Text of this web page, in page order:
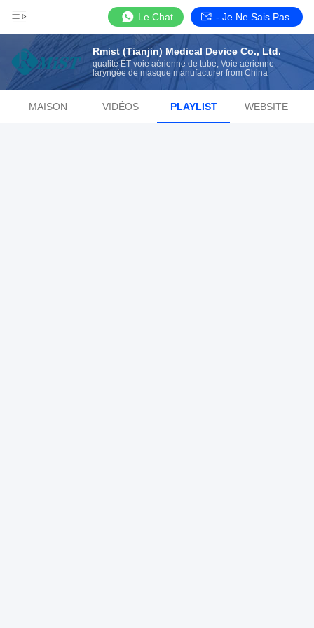
Le Chat - Je Ne Sais Pas.
Rmist (Tianjin) Medical Device Co., Ltd.
qualité ET voie aérienne de tube, Voie aérienne
laryngée de masque manufacturer from China
MAISON VIDÉOS PLAYLIST WEBSITE